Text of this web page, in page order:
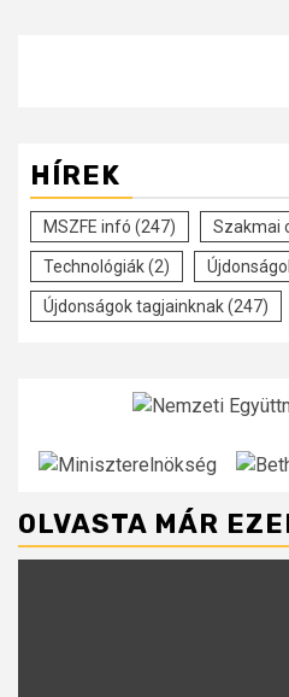
HÍREK
MSZFE infó (247) Szakmai
Technológiák(2)
Újdonságok tagjainknak(247)
OLVASTA MÁR